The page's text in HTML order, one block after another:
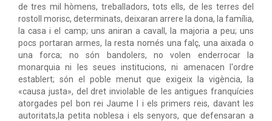
de tres mil hòmens, treballadors, tots ells, de les terres del
rostoll morisc, determinats, deixaran arrere la dona, la família,
la casa i el camp; uns aniran a cavall, la majoria a peu; uns
pocs portaran armes, la resta només una falç, una aixada o
una forca; no són bandolers, no volen enderrocar la
monarquia ni les seues institucions, ni amenacen l'ordre
establert; són el poble menut que exigeix la vigència, la
«causa justa», del dret inviolable de les antigues franquícies
atorgades pel bon rei Jaume I i els primers reis, davant les
autoritats,la petita noblesa i els senyors, que defensaran a